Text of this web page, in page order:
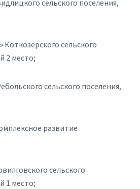
сельского поселения,
сельского
2 место;
сельского поселения,
развитие
сельского
1 место;